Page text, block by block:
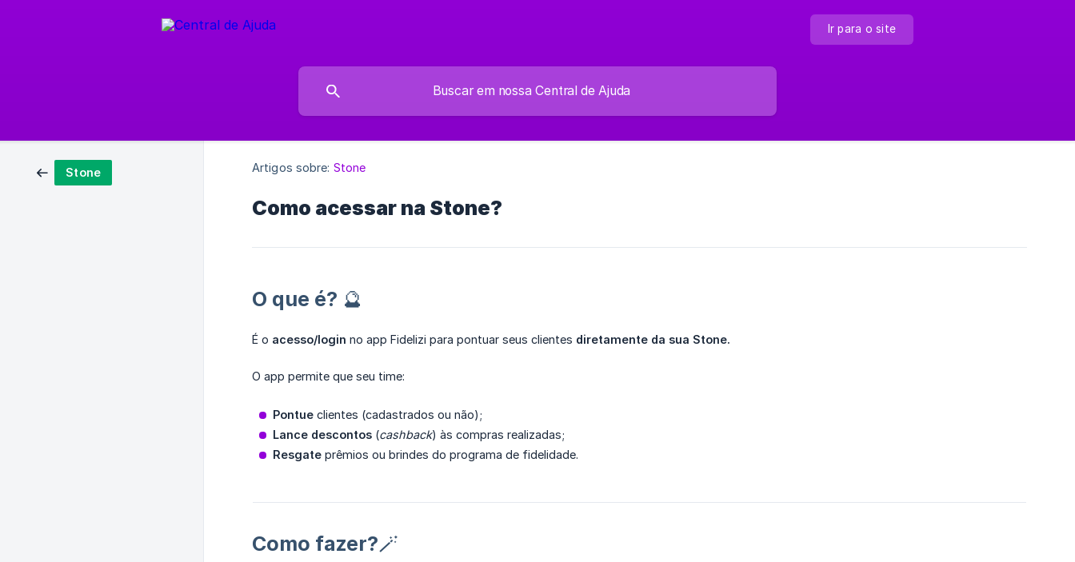
Ir para o site
Stone Artigos sobre: Stone
Como acessar na Stone?
O que é? 🔮
É o acesso/login no app Fidelizi para pontuar seus clientes diretamente da sua Stone.
O app permite que seu time:
Pontue clientes (cadastrados ou não);
Lance descontos (cashback) às compras realizadas;
Resgate prêmios ou brindes do programa de fidelidade.
Como fazer?🪄